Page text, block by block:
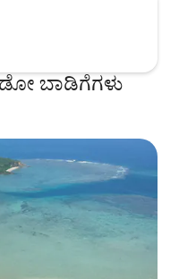
ಬಾಡಿಗೆಗಳು